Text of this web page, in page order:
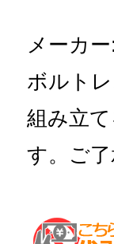
メーカ
ボルト
組み立
す。ご了